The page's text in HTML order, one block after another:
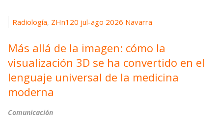
Radiología, ZHn120 jul-ago 2026 Navarra
Más allá de la imagen: cómo la
visualización 3D se ha convertido en el
lenguaje universal de la medicina
moderna
Comunicación